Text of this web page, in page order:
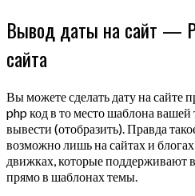
Вывод даты на сайт —
сайта
Вы можете сделать дату на сайте
php код в то место шаблона вашей
вывести (отобразить). Правда
возможно лишь на сайтах и
движках, которые поддерживают
прямо в шаблонах темы.